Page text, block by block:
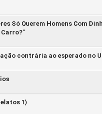
Só Querem Homens Com
Carro?"
contrária ao esperado no
1)